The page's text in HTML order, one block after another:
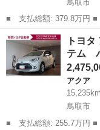
鳥取市
■ 支払総額: 379.8万円 ■ 車両本体価格： 3,704,000 円 ■ メーカ
ー名： トヨタ ■ 車種
Ｓ－Ｚ １０．５型ナビ
メラ ビ...
鳥取 鳥取市 ノア
トヨ
テム
アクア
15,235km
鳥取市
■ 支払総額: 255.7万円 ■ 車両本体価格： 2,475,000 円 ■ メーカ